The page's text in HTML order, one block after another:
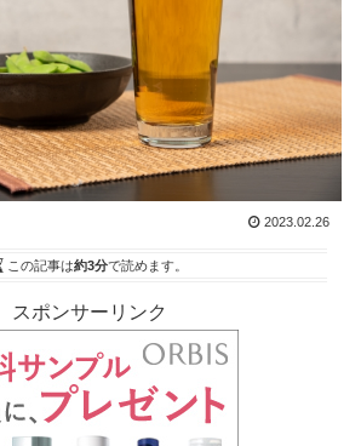
2023.02.26
この記事は約3分で読めます。
スポンサーリンク